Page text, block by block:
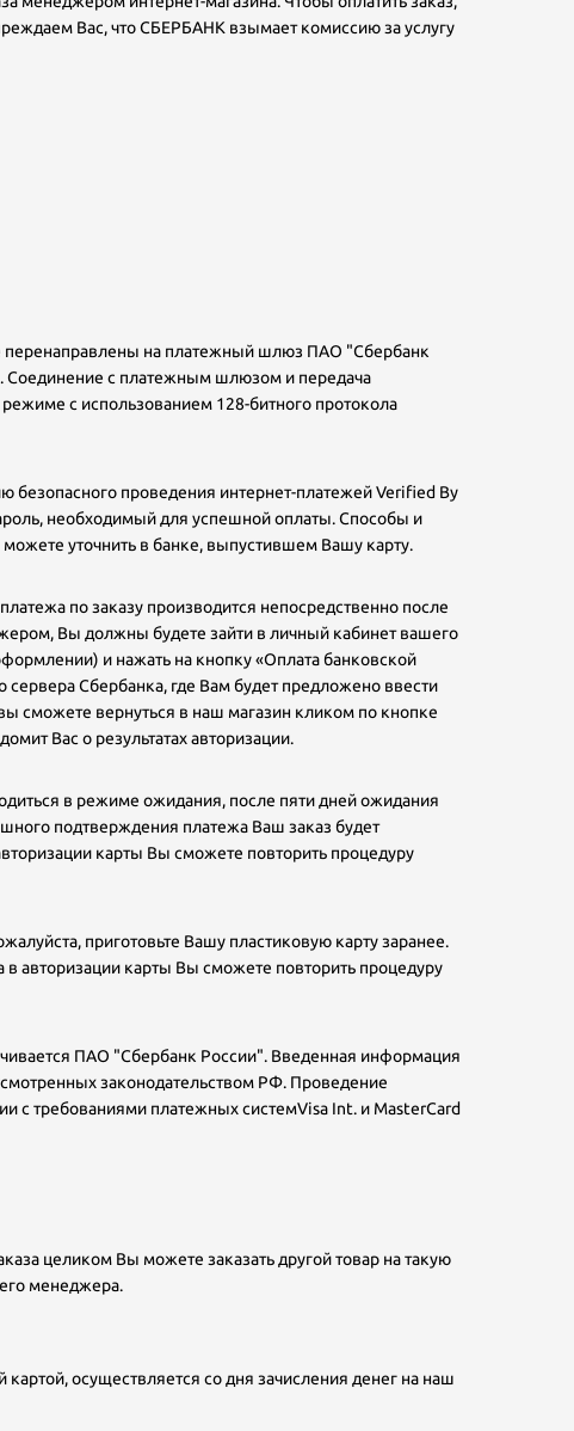
Вас, что СБЕРБАНК взымает комиссию за услугу
на платежный шлюз ПАО "Сбербанк
Соединение с платежным шлюзом и передача
с использованием 128-битного протокола
безопасного проведения интернет-платежей Verified By
необходимый для успешной оплаты. Способы и
уточнить в банке, выпустившем Вашу карту.
по заказу производится непосредственно после
Вы должны будете зайти в личный кабинет вашего
и нажать на кнопку «Оплата банковской
сервера Сбербанка, где Вам будет предложено ввести
сможете вернуться в наш магазин кликом по кнопке
Вас о результатах авторизации.
в режиме ожидания, после пяти дней ожидания
подтверждения платежа Ваш заказ будет
карты Вы сможете повторить процедуру
приготовьте Вашу пластиковую карту заранее.
в авторизации карты Вы сможете повторить процедуру
ПАО "Сбербанк России". Введенная информация
законодательством РФ. Проведение
с требованиями платежных системVisa Int. и MasterCard
целиком Вы можете заказать другой товар на такую
менеджера.
осуществляется со дня зачисления денег на наш